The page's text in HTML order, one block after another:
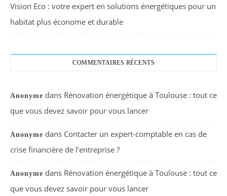
Vision Eco : votre expert en solutions énergétiques pour un
habitat plus économe et durable
COMMENTAIRES RÉCENTS
Anonyme dans Rénovation énergétique à Toulouse : tout ce
que vous devez savoir pour vous lancer
Anonyme dans Contacter un expert-comptable en cas de
crise financière de l’entreprise ?
Anonyme dans Rénovation énergétique à Toulouse : tout ce
que vous devez savoir pour vous lancer